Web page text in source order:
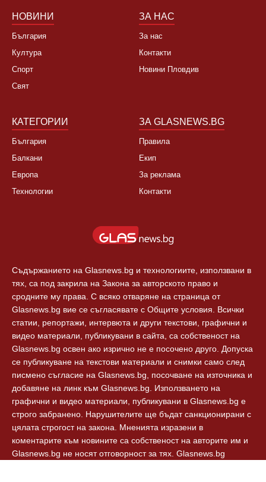
НОВИНИ
България
Култура
Спорт
Свят
ЗА НАС
За нас
Контакти
Новини Пловдив
КАТЕГОРИИ
България
Балкани
Европа
Технологии
ЗА GLASNEWS.BG
Правила
Екип
За реклама
Контакти
Съдържанието на Glasnews.bg и технологиите, използвани в
тях, са под закрила на Закона за авторското право и
сродните му права. С всяко отваряне на страница от
Glasnews.bg вие се съгласявате с Общите условия. Всички
статии, репортажи, интервюта и други текстови, графични и
видео материали, публикувани в сайта, са собственост на
Glasnews.bg освен ако изрично не е посочено друго. Допуска
се публикуване на текстови материали и снимки само след
писмено съгласие на Glasnews.bg, посочване на източника и
добавяне на линк към Glasnews.bg. Използването на
графични и видео материали, публикувани в Glasnews.bg е
строго забранено. Нарушителите ще бъдат санкционирани с
цялата строгост на закона. Мненията изразени в
коментарите към новините са собственост на авторите им и
Glasnews.bg не носят отговорност за тях. Glasnews.bg